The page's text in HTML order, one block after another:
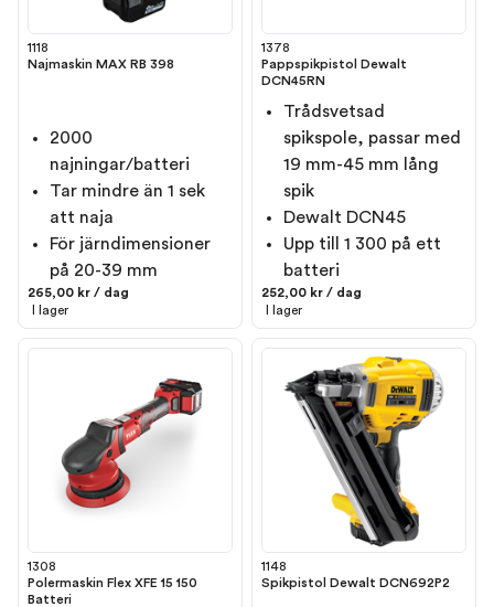
1118
Najmaskin MAX RB 398
2000
najningar/batteri
Tar mindre än 1 sek
att naja
För järndimensioner
på 20-39 mm
265,00 kr / dag
I lager
1378
Pappspikpistol Dewalt
DCN45RN
Trådsvetsad
spikspole, passar med
19 mm-45 mm lång
spik
Dewalt DCN45
Upp till 1 300 på ett
batteri
252,00 kr / dag
I lager
1308
Polermaskin Flex XFE 15 150
Batteri
1148
Spikpistol Dewalt DCN692P2